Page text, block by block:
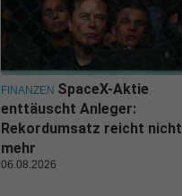
FINANZEN SpaceX-Aktie
enttäuscht Anleger:
Rekordumsatz reicht nicht
mehr
06.08.2026